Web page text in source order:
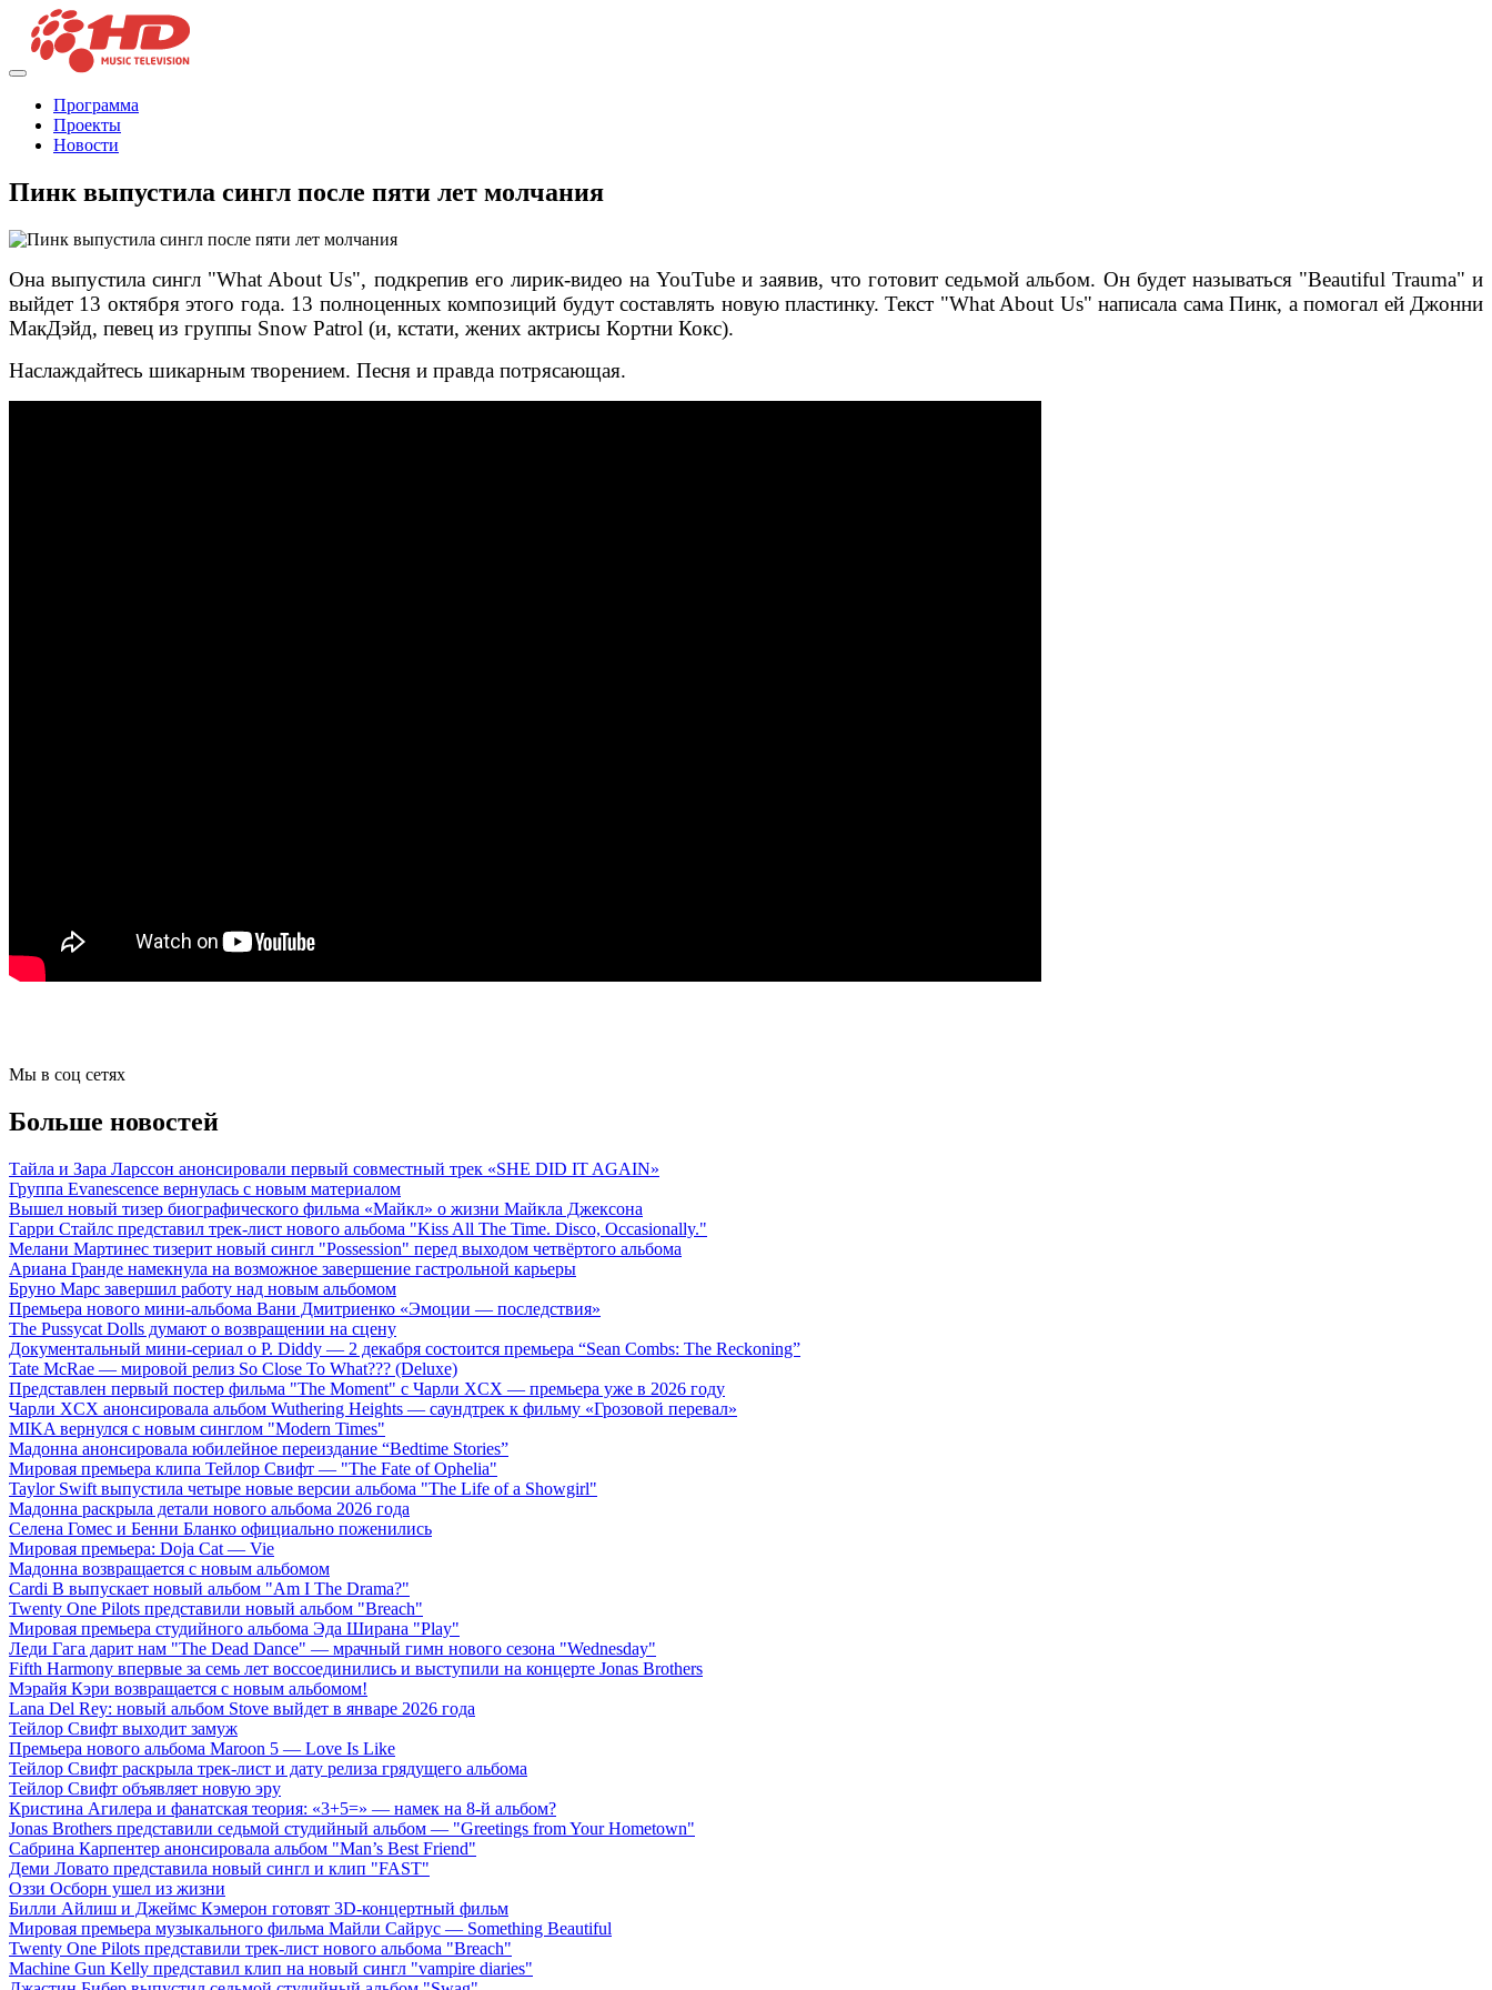
Программа
Проекты
Новости
Пинк выпустила сингл после пяти лет молчания
Она выпустила сингл "What About Us", подкрепив его лирик-видео на YouTube и заявив, что готовит седьмой альбом. Он будет называться "Beautiful Trauma" и
выйдет 13 октября этого года. 13 полноценных композиций будут составлять новую пластинку.Текст "What About Us" написала сама Пинк, а помогал ей Джонни
МакДэйд, певец из группы Snow Patrol (и, кстати, жених актрисы Кортни Кокс).
Наслаждайтесь шикарным творением. Песня и правда потрясающая.
Мы в соц сетях
Больше новостей
Тайла и Зара Ларссон анонсировали первый совместный трек «SHE DID IT AGAIN»
Группа Evanescence вернулась с новым материалом
Вышел новый тизер биографического фильма «Майкл» о жизни Майкла Джексона
Гарри Стайлс представил трек-лист нового альбома "Kiss All The Time. Disco, Occasionally."
Мелани Мартинес тизерит новый сингл "Possession" перед выходом четвёртого альбома
Ариана Гранде намекнула на возможное завершение гастрольной карьеры
Бруно Марс завершил работу над новым альбомом
Премьера нового мини-альбома Вани Дмитриенко «Эмоции — последствия»
The Pussycat Dolls думают о возвращении на сцену
Документальный мини-сериал о P. Diddy — 2 декабря состоится премьера “Sean Combs: The Reckoning”
Tate McRae — мировой релиз So Close To What??? (Deluxe)
Представлен первый постер фильма "The Moment" с Чарли XCX — премьера уже в 2026 году
Чарли XCX анонсировала альбом Wuthering Heights — саундтрек к фильму «Грозовой перевал»
MIKA вернулся с новым синглом "Modern Times"
Мадонна анонсировала юбилейное переиздание “Bedtime Stories”
Мировая премьера клипа Тейлор Свифт — "The Fate of Ophelia"
Taylor Swift выпустила четыре новые версии альбома "The Life of a Showgirl"
Мадонна раскрыла детали нового альбома 2026 года
Селена Гомес и Бенни Бланко официально поженились
Мировая премьера: Doja Cat — Vie
Мадонна возвращается с новым альбомом
Cardi B выпускает новый альбом "Am I The Drama?"
Twenty One Pilots представили новый альбом "Breach"
Мировая премьера студийного альбома Эда Ширана "Play"
Леди Гага дарит нам "The Dead Dance" — мрачный гимн нового сезона "Wednesday"
Fifth Harmony впервые за семь лет воссоединились и выступили на концерте Jonas Brothers
Мэрайя Кэри возвращается с новым альбомом!
Lana Del Rey: новый альбом Stove выйдет в январе 2026 года
Тейлор Свифт выходит замуж
Премьера нового альбома Maroon 5 — Love Is Like
Тейлор Свифт раскрыла трек-лист и дату релиза грядущего альбома
Тейлор Свифт объявляет новую эру
Кристина Агилера и фанатская теория: «3+5=» — намек на 8-й альбом?
Jonas Brothers представили седьмой студийный альбом — "Greetings from Your Hometown"
Сабрина Карпентер анонсировала альбом "Man’s Best Friend"
Деми Ловато представила новый сингл и клип "FAST"
Оззи Осборн ушел из жизни
Билли Айлиш и Джеймс Кэмерон готовят 3D-концертный фильм
Мировая премьера музыкального фильма Майли Сайрус — Something Beautiful
Twenty One Pilots представили трек-лист нового альбома "Breach"
Machine Gun Kelly представил клип на новый сингл "vampire diaries"